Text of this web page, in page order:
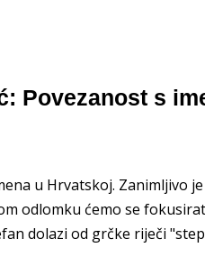
Povezanost s
u Hrvatskoj. Zanimljivo
odlomku ćemo se
dolazi od grčke riječi